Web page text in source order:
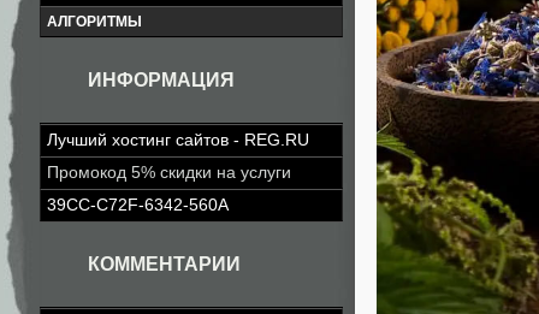
АЛГОРИТМЫ
ИНФОРМАЦИЯ
Лучший хостинг сайтов - REG.RU
Промокод 5% скидки на услуги
39CC-C72F-6342-560A
КОММЕНТАРИИ